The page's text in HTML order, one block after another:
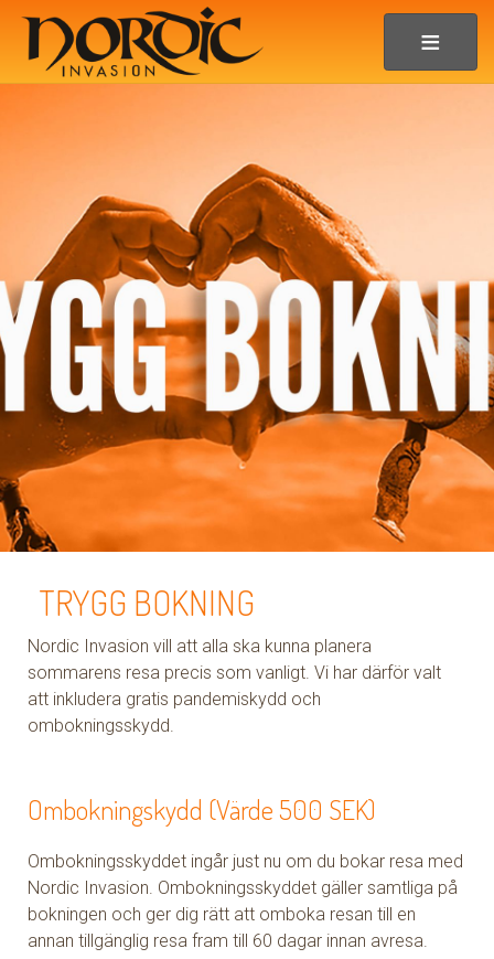
TRYGG BOKNING
Nordic Invasion vill att alla ska kunna planera
sommarens resa precis som vanligt. Vi har därför valt
att inkludera gratis pandemiskydd och
ombokningsskydd.
Ombokningskydd (Värde 500 SEK)
Ombokningsskyddet ingår just nu om du bokar resa med
Nordic Invasion. Ombokningsskyddet gäller samtliga på
bokningen och ger dig rätt att omboka resan till en
annan tillgänglig resa fram till 60 dagar innan avresa.